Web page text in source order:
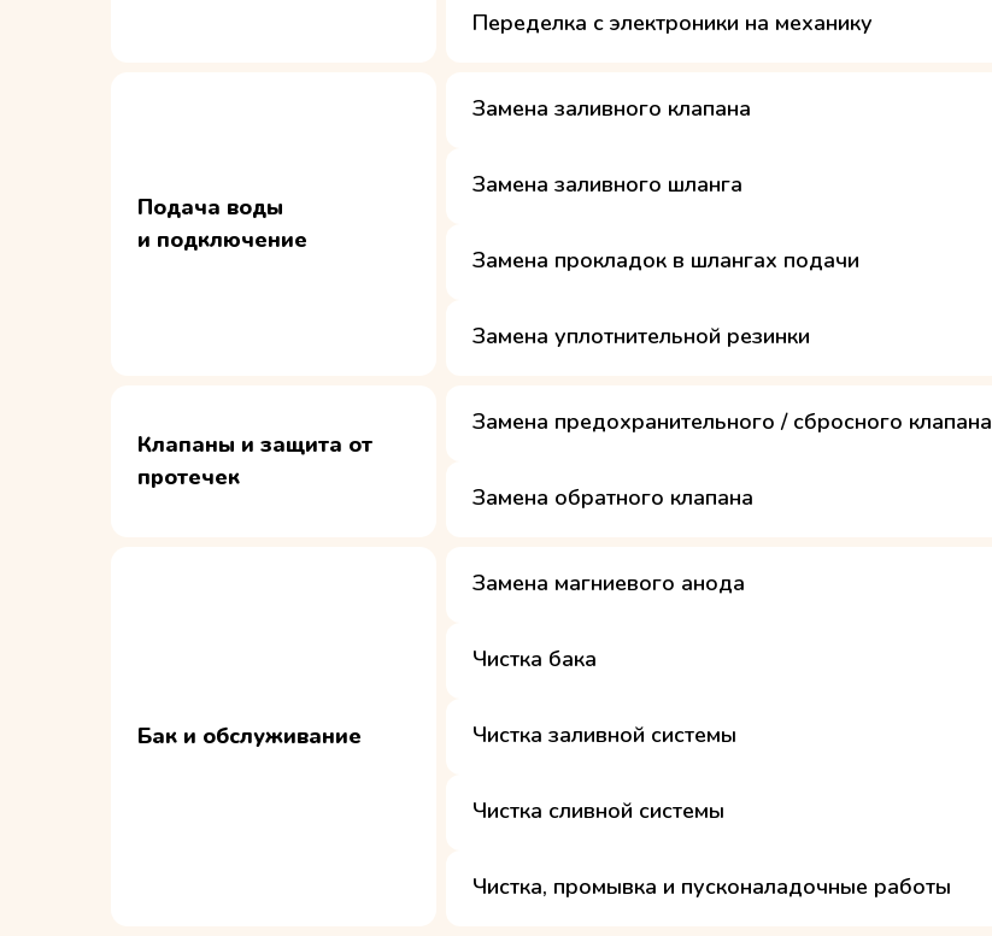
Переделка с электроники на механику
Подача воды
и подключение
Замена заливного клапана
Замена заливного шланга
Замена прокладок в шлангах подачи
Замена уплотнительной резинки
Клапаны и защита от
протечек
Замена предохранительного / сбросного клапана
Замена обратного клапана
Бак и обслуживание
Замена магниевого анода
Чистка бака
Чистка заливной системы
Чистка сливной системы
Чистка, промывка и пусконаладочные работы